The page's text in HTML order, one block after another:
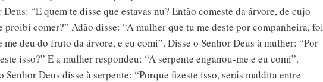
Deus: “E quem te disse que estavas nu? Então comeste da árvore, de cujo
proibi comer?” Adão disse: “A mulher que tu me deste por companheira, foi
me deu do fruto da árvore, e eu comi”. Disse o Senhor Deus à mulher: “Por
isso?” E a mulher respondeu: “A serpente enganou-me e eu comi”.
Senhor Deus disse à serpente: “Porque fizeste isso, serás maldita entre